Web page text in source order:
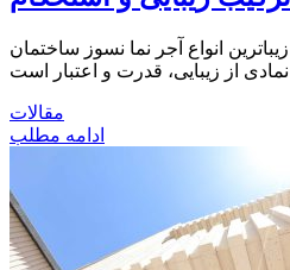
انواع آجر نما نسوز ساختمان
مقالات
ادامه مطلب